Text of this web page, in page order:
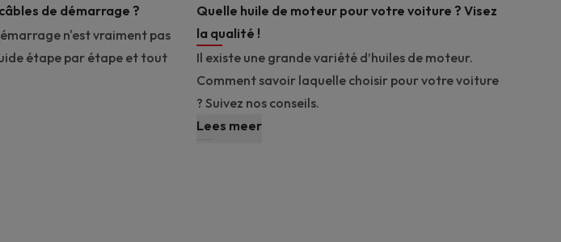
de démarrage ?
n'est vraiment pas
étape par étape et tout
Quelle huile de moteur pour votre voiture ? Visez
la qualité !
Il existe une grande variété d’huiles de moteur.
Comment savoir laquelle choisir pour votre voiture
? Suivez nos conseils.
Lees meer